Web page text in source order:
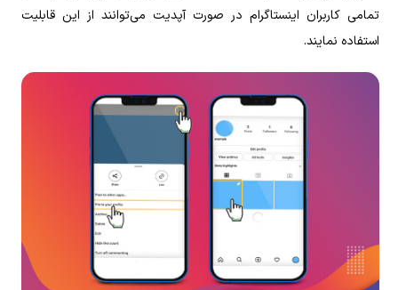
تمامی کاربران اینستاگرام در صورت آپدیت می‌توانند از این قابلیت
استفاده نمایند.